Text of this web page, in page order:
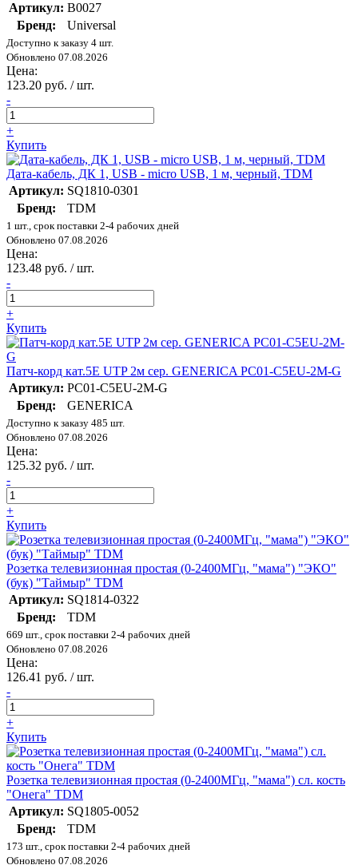
Артикул: В0027
Бренд:
Universal
Доступно к заказу 4 шт.
Обновлено 07.08.2026
Цена:
123.20 руб. / шт.
-
+
Купить
Дата-кабель, ДК 1, USB - micro USB, 1 м, черный, TDM
Артикул: SQ1810-0301
Бренд:
TDM
1 шт., срок поставки 2-4 рабочих дней
Обновлено 07.08.2026
Цена:
123.48 руб. / шт.
-
+
Купить
Патч-корд кат.5E UTP 2м сер. GENERICA PC01-C5EU-2M-G
Артикул: PC01-C5EU-2M-G
Бренд:
GENERICA
Доступно к заказу 485 шт.
Обновлено 07.08.2026
Цена:
125.32 руб. / шт.
-
+
Купить
Розетка телевизионная простая (0-2400МГц, "мама") "ЭКО"
(бук) "Таймыр" TDM
Артикул: SQ1814-0322
Бренд:
TDM
669 шт., срок поставки 2-4 рабочих дней
Обновлено 07.08.2026
Цена:
126.41 руб. / шт.
-
+
Купить
Розетка телевизионная простая (0-2400МГц, "мама") сл. кость
"Онега" TDM
Артикул: SQ1805-0052
Бренд:
TDM
173 шт., срок поставки 2-4 рабочих дней
Обновлено 07.08.2026